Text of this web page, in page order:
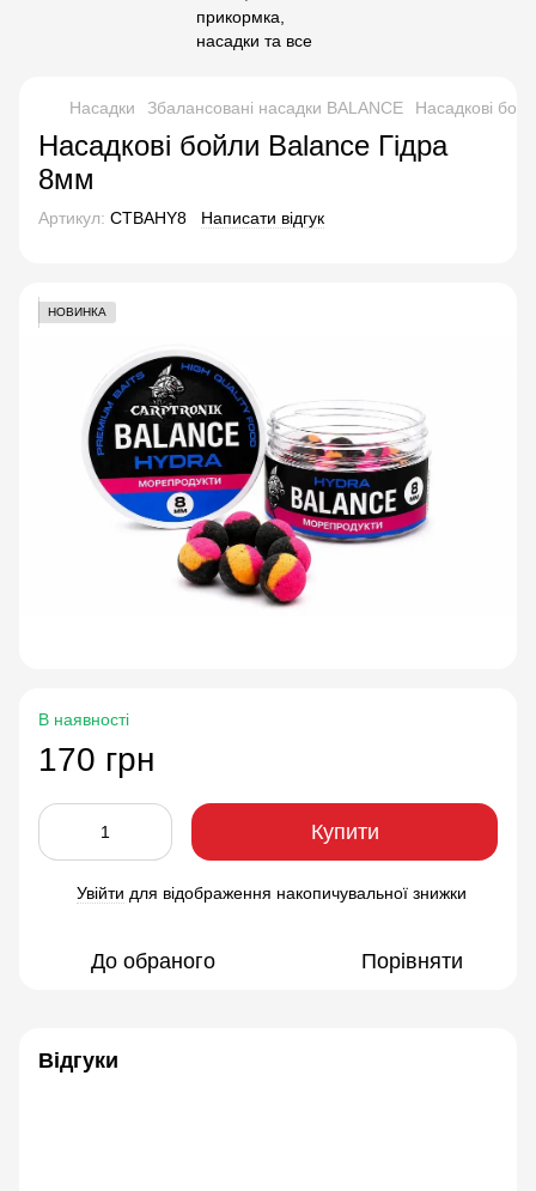
Насадки Збалансовані насадки BALANCE Насадкові
Насадкові бойли Balance Гідра
8мм
Артикул: CTBAHY8 Написати відгук
НОВИНКА
В наявності
170 грн
Купити
Увійти для відображення накопичувальної знижки
До обраного Порівняти
Відгуки